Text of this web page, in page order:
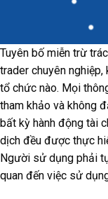
Tuyên bố miễn trừ
trader chuyên
tổ chức nào. Mọi
tham khảo và không
bất kỳ hành động tài
dịch đều được thực
Người sử dụng phải
quan đến việc sử